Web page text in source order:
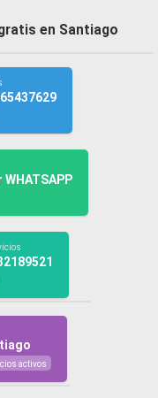
en Santiago
activos